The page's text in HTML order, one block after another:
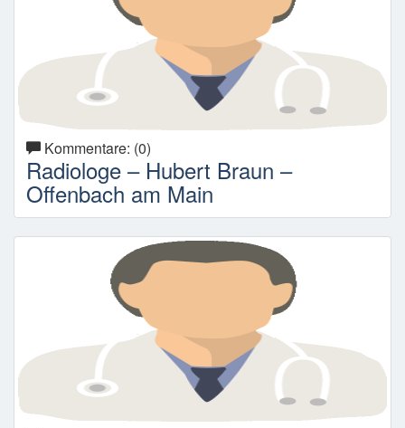
Kommentare: (0)
Radiologe – Hubert Braun –
Offenbach am Main